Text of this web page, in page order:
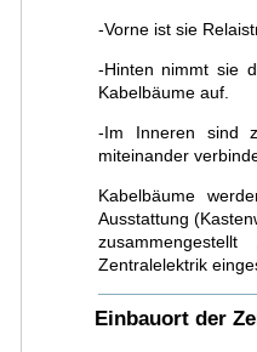
-Vorne ist sie
-Hinten nimmt sie
Kabelbäume auf.
-Im Inneren sind
miteinander
Kabelbäume
Ausstattung
Zentralelektrik
Einbauort der